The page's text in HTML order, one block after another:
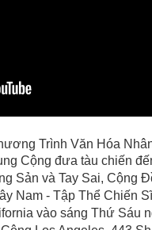
Trình Văn Hóa
Cộng đưa tàu chiến
Sản và Tay Sai, Cộng
Nam - Tập Thể Chiến
vào sáng Thứ Sáu